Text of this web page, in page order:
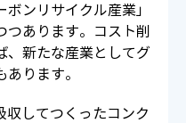
ンリサイクル産業」
つあります。コスト削
、新たな産業としてグ
ります。
収してつくったコンク